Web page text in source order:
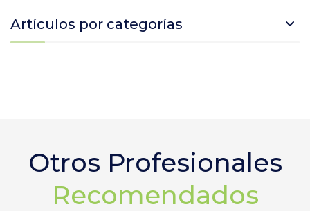
Artículos por categorías
Otros Profesionales
Recomendados